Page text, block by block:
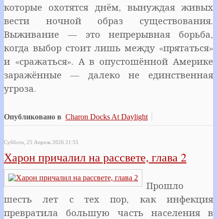
которые охотятся днём, вынуждая живых
вести ночной образ существования.
Выживание — это непрерывная борьба,
когда выбор стоит лишь между «прятаться»
и «сражаться». А в опустошённой Америке
заражённые — далеко не единственная
угроза.
Опубликовано в Charon Docks At Daylight
Суббота, 25 Апрель 2026 21:55
Харон причалил на рассвете, глава 2
Прошло
шесть лет с тех пор, как инфекция
превратила большую часть населения в